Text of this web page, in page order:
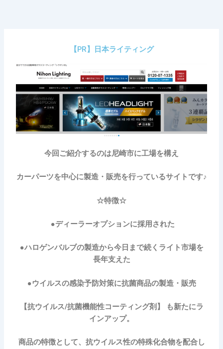
【PR】日本ライティング
今回ご紹介するのは尼崎市に工場を構え
カーパーツを中心に製造・販売を行っているサイトです♪
☆特徴☆
●ディーラーオプションに採用された
●ハロゲンバルブの製造から今日まで続くライト市場を
長年支えた
●ウイルスの感染予防対策に抗菌商品の製造・販売
【抗ウイルス/抗菌機能性コーティング剤】 も新たにラ
インアップ。
商品の特徴として、抗ウイルス性の特殊化合物を配合し